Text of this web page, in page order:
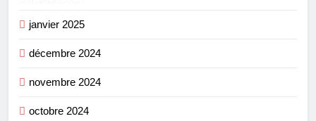
janvier 2025
décembre 2024
novembre 2024
octobre 2024